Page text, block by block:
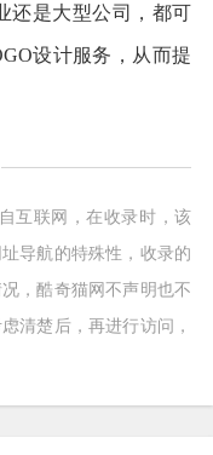
还是大型公司，都可
设计服务，从而提
自互联网，在收录时，该
导航的特殊性，收录的
，酷奇猫网不声明也不
清楚后，再进行访问，